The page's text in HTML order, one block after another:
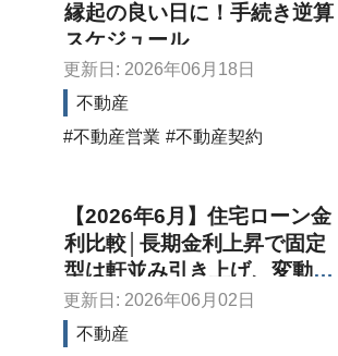
縁起の良い日に！手続き逆算
スケジュール
更新日: 2026年06月18日
不動産
不動産営業
不動産契約
【2026年6月】住宅ローン金
利比較│長期金利上昇で固定
型は軒並み引き上げ、変動型
への影響は？
更新日: 2026年06月02日
不動産